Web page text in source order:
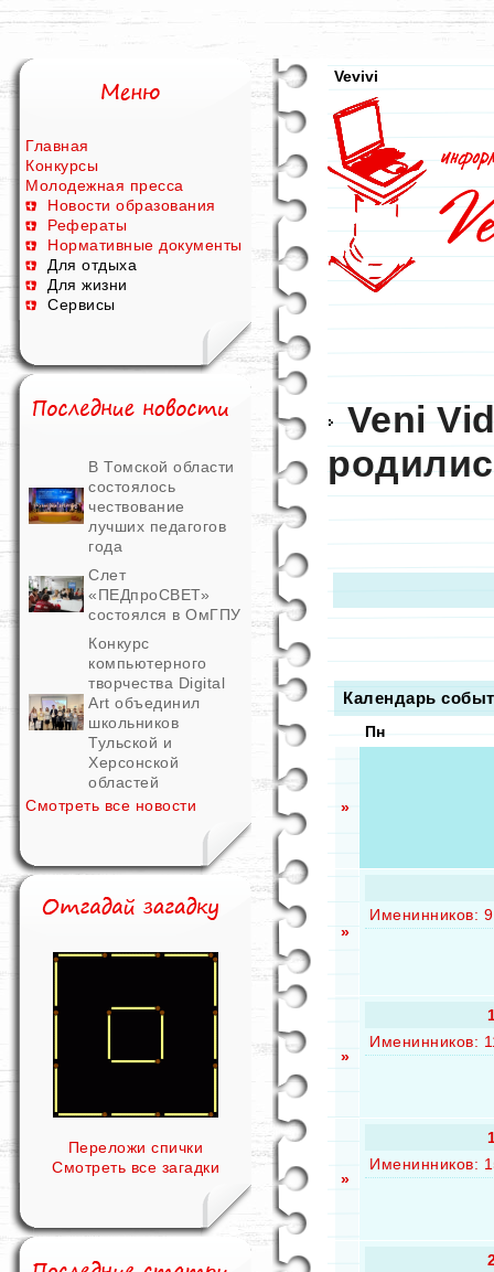
Главная
Конкурсы
Молодежная пресса
Новости образования
Рефераты
Нормативные документы
Для отдыха
Для жизни
Сервисы
В Томской области
состоялось
чествование
лучших педагогов
года
Слет
«ПЕДпроСВЕТ»
состоялся в ОмГПУ
Конкурс
компьютерного
творчества Digital
Art объединил
школьников
Тульской и
Херсонской
областей
Смотреть все новости
Переложи спички
Смотреть все загадки
Vevivi
Veni
Календарь
Пн
»
»
Именинников: 9
»
Именинников:
»
Именинников: